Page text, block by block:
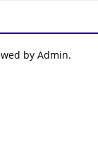
by Admin.